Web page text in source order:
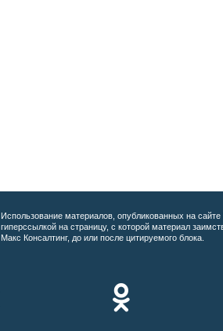
Использование материалов, опубликованных на сайте
гиперссылкой на страницу, с которой материал
Макс Консалтинг, до или после цитируемого блока.